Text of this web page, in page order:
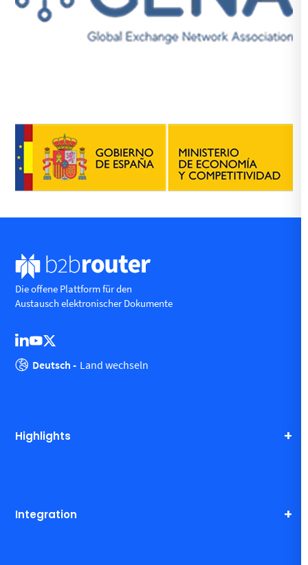
Die offene Plattform für den
Austausch elektronischer Dokumente
Deutsch - Land wechseln
Highlights
Integration